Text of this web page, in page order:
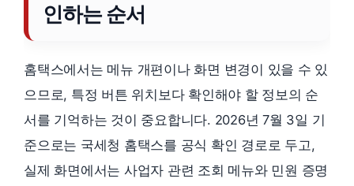
인하는 순서
홈택스에서는 메뉴 개편이나 화면 변경이 있을 수 있
으므로, 특정 버튼 위치보다 확인해야 할 정보의 순
서를 기억하는 것이 중요합니다. 2026년 7월 3일 기
준으로는 국세청 홈택스를 공식 확인 경로로 두고,
실제 화면에서는 사업자 관련 조회 메뉴와 민원 증명